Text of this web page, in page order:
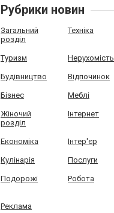
Рубрики новин
Загальний
розділ
Техніка
Туризм Нерухомість
Будівництво Відпочинок
Бізнес Меблі
Жіночий
розділ
Інтернет
Економіка Інтер'єр
Кулінарія Послуги
Подорожі Робота
Реклама